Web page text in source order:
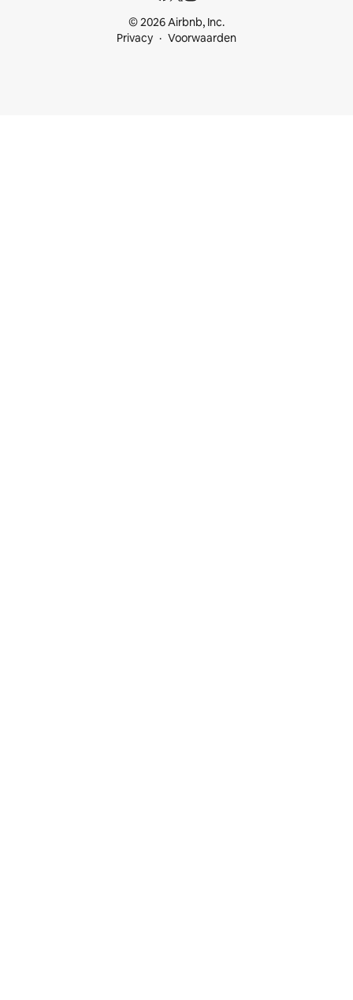
© 2026 Airbnb, Inc.
Privacy
Voorwaarden